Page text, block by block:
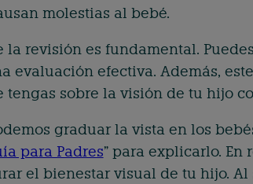
molestias al bebé.
la revisión es fundamental.
evaluación efectiva. Además,
sobre la visión de tu hijo
graduar la vista en los
para Padres” para explicarlo.
el bienestar visual de tu hijo.